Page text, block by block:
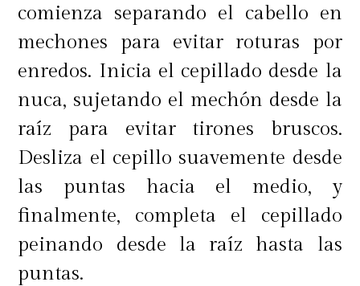
comienza separando el cabello en
mechones para evitar roturas por
enredos. Inicia el cepillado desde la
nuca, sujetando el mechón desde la
raíz para evitar tirones bruscos.
Desliza el cepillo suavemente desde
las puntas hacia el medio, y
finalmente, completa el cepillado
peinando desde la raíz hasta las
puntas.